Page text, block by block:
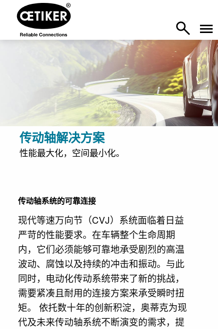
传动轴解决方案
性能最大化，空间最小化。
传动轴系统的可靠连接
现代等速万向节（CVJ）系统面临着日益
严苛的性能要求。在车辆整个生命周期
内，它们必须能够可靠地承受剧烈的高温
波动、腐蚀以及持续的冲击和振动。与此
同时，电动化传动系统带来了新的挑战，
需要紧凑且耐用的连接方案来承受瞬时扭
矩。 依托数十年的创新积淀，奥蒂克为现
代及未来传动轴系统不断演变的需求，提